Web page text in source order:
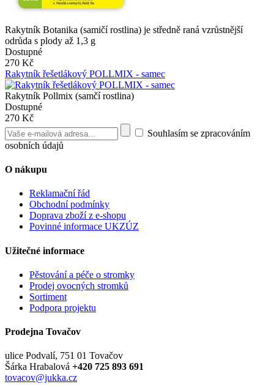
Rakytník Botanika (samičí rostlina) je středně raná vzrůstnější
odrůda s plody až 1,3 g
Dostupné
270 Kč
Rakytník řešetlákový POLLMIX - samec
Rakytník Pollmix (samčí rostlina)
Dostupné
270 Kč
Souhlasím se zpracováním
osobních údajů
O nákupu
Reklamační řád
Obchodní podmínky
Doprava zboží z e-shopu
Povinné informace UKZÚZ
Užitečné informace
Pěstování a péče o stromky
Prodej ovocných stromků
Sortiment
Podpora projektu
Prodejna Tovačov
ulice Podvalí, 751 01 Tovačov
Šárka Hrabalová +420 725 893 691
tovacov@jukka.cz